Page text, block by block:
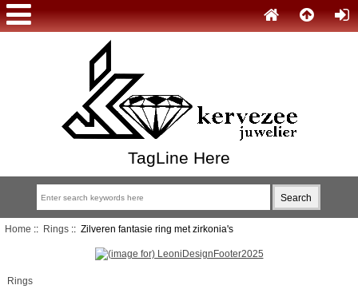
TagLine Here
Home :: Rings:: Zilveren fantasie ring met zirkonia's
Rings